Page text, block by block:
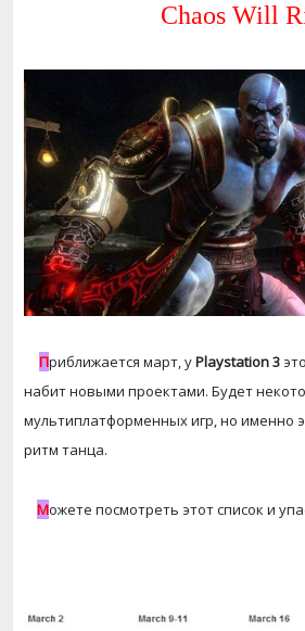
Chaos Will
Приближается март, уPlaystation 3
набит новыми проектами. Будет
мультиплатформенных игр, но именно
ритм танца.
Можете посмотреть этот список и